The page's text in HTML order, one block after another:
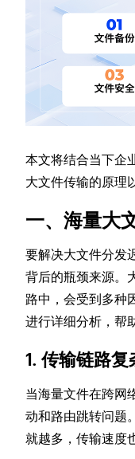
本文将结合当下企
大文件传输的原理
一、海量大
要解决大文件分发
背后的瓶颈来源。
路中，会受到多种
进行详细分析，帮
1. 传输链路复
当海量文件在跨网
动和路由跳转问题
就越多，传输速度